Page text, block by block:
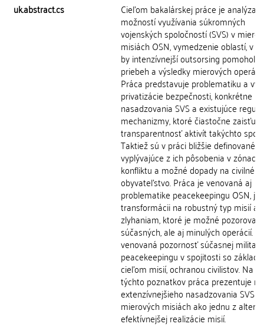
uk.abstract.cs
Cieľom bakalárskej práce je analýza
možností využívania súkromných
vojenských spoločností (SVS) v
misiách OSN, vymedzenie oblastí, v
by intenzívnejší outsorsing pomohol
priebeh a výsledky mierových operácií.
Práca predstavuje problematiku a
privatizácie bezpečnosti, konkrétne
nasadzovania SVS a existujúce
mechanizmy, ktoré čiastočne zaisťujú
transparentnosť aktivít takýchto
Taktiež sú v práci bližšie definované
vyplývajúce z ich pôsobenia v zónach
konfliktu a možné dopady na civilné
obyvateľstvo. Práca je venovaná aj
problematike peacekeepingu OSN,
transformácii na robustný typ misií a
zlyhaniam, ktoré je možné pozorovať
súčasných, ale aj minulých operácií.
venovaná pozornosť súčasnej
peacekeepingu v spojitosti so
cieľom misií, ochranou civilistov. Na
týchto poznatkov práca prezentuje
extenzívnejšieho nasadzovania SVS v
mierových misiách ako jednu z
efektívnejšej realizácie misií.